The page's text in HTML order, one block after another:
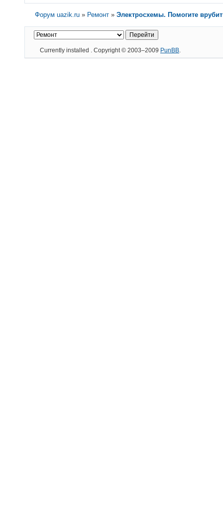
Форум uazik.ru » Ремонт » Электросхемы. Помогите
Currently installed . Copyright © 2003–2009 PunBB.